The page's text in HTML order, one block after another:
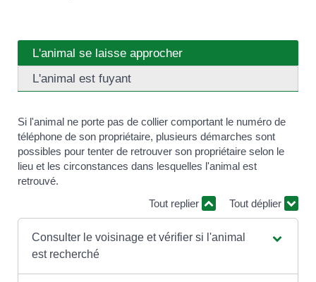
L'animal se laisse approcher
L'animal est fuyant
Si l'animal ne porte pas de collier comportant le numéro de
téléphone de son propriétaire, plusieurs démarches sont
possibles pour tenter de retrouver son propriétaire selon le
lieu et les circonstances dans lesquelles l'animal est
retrouvé.
Tout replier
Tout déplier
Consulter le voisinage et vérifier si l'animal
est recherché